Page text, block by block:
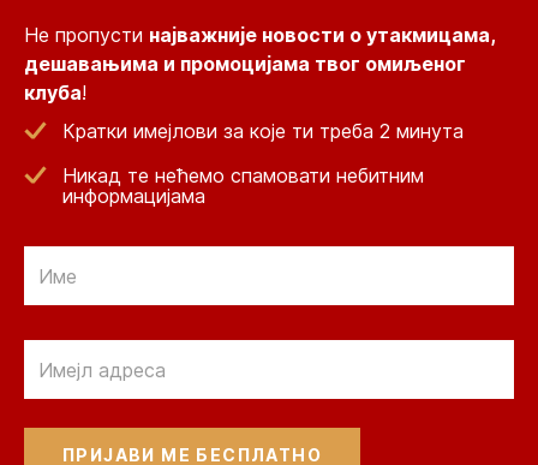
Не пропусти најважније новости о утакмицама,
дешавањима и промоцијама твог омиљеног
клуба!
Кратки имејлови за које ти треба 2 минута
Никад те нећемо спамовати небитним
информацијама